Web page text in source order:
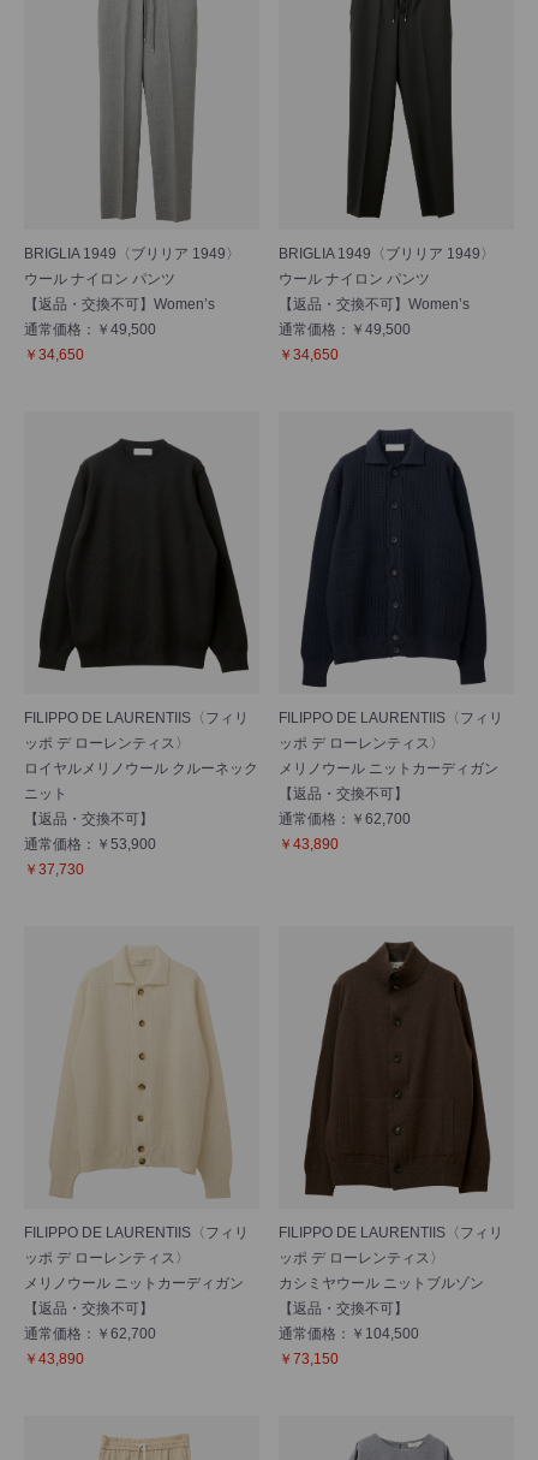
BRIGLIA 1949〈ブリリア 1949〉
ウール ナイロン パンツ
【返品・交換不可】Women’s
通常価格：￥49,500
￥34,650
BRIGLIA 1949〈ブリリア 1949〉
ウール ナイロン パンツ
【返品・交換不可】Women’s
通常価格：￥49,500
￥34,650
FILIPPO DE LAURENTIIS〈フィリ
ッポ デ ローレンティス〉
ロイヤルメリノウール クルーネック
ニット
【返品・交換不可】
通常価格：￥53,900
￥37,730
FILIPPO DE LAURENTIIS〈フィリ
ッポ デ ローレンティス〉
メリノウール ニットカーディガン
【返品・交換不可】
通常価格：￥62,700
￥43,890
FILIPPO DE LAURENTIIS〈フィリ
ッポ デ ローレンティス〉
メリノウール ニットカーディガン
【返品・交換不可】
通常価格：￥62,700
￥43,890
FILIPPO DE LAURENTIIS〈フィリ
ッポ デ ローレンティス〉
カシミヤウール ニットブルゾン
【返品・交換不可】
通常価格：￥104,500
￥73,150